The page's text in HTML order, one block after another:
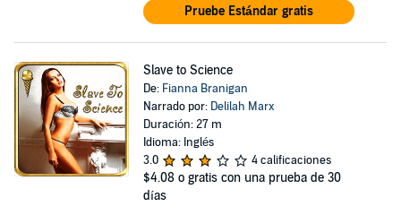
Pruebe Estándar gratis
Slave to Science
De: Fianna Branigan
Narrado por: Delilah Marx
Duración: 27 m
Idioma: Inglés
3.0
4 calificaciones
$4.08 o gratis con una prueba de 30
días